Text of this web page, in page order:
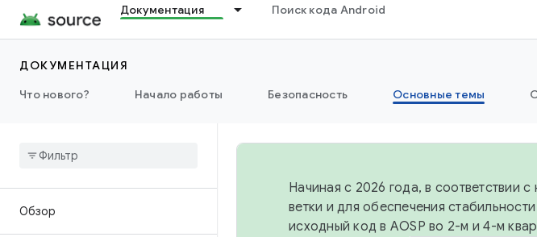
Документация Поиск кода Android
ДОКУМЕНТАЦИЯ
Что нового?
Начало работы Безопасность Основные темы
Обзор
Начиная с 2026 года, в соответствии
ветки и для обеспечения
исходный код в AOSP во 2-м и 4-м